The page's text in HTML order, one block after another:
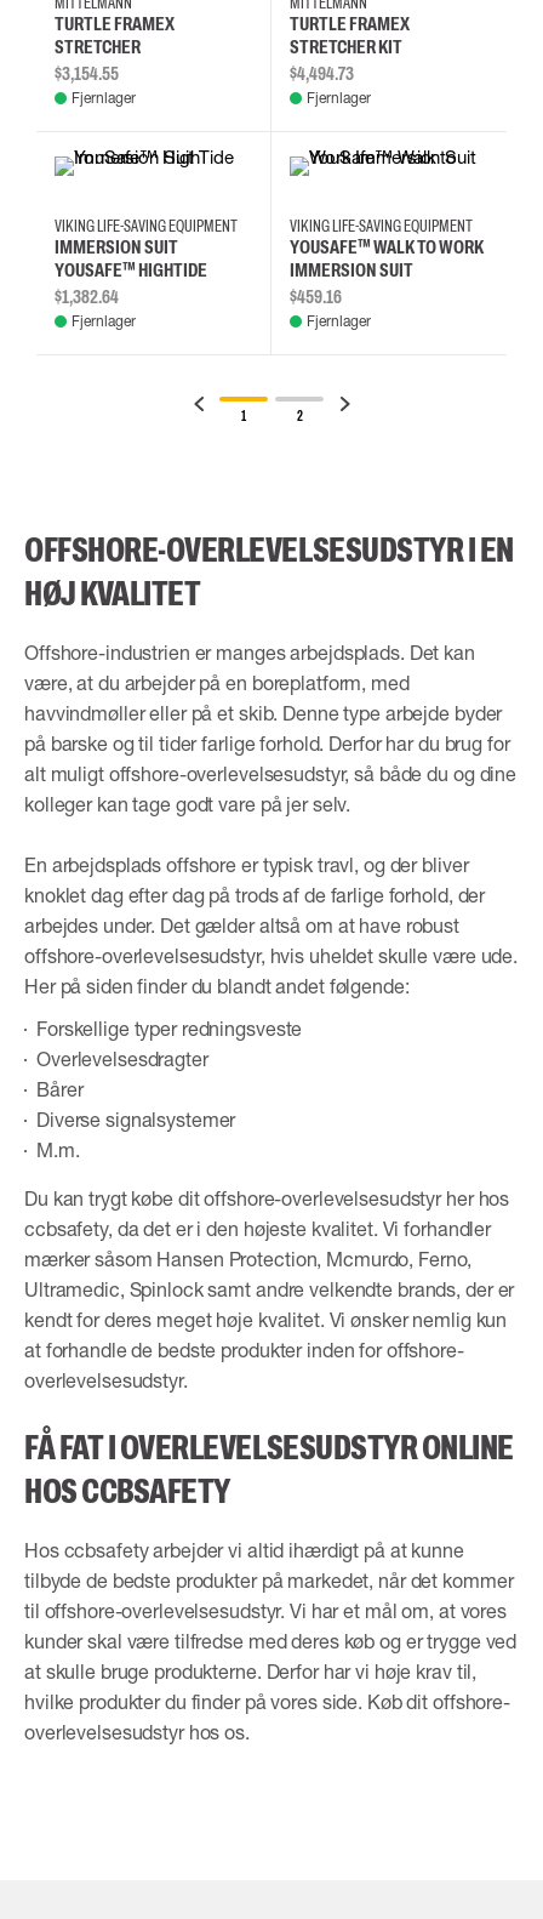
TURTLE FRAMEX
STRETCHER
$3,154.55
Fjernlager
TURTLE FRAMEX
STRETCHER KIT
$4,494.73
Fjernlager
VIKING LIFE-SAVING EQUIPMENT
IMMERSION SUIT
YOUSAFE™ HIGHTIDE
$1,382.64
Fjernlager
VIKING LIFE-SAVING EQUIPMENT
YOUSAFE™ WALK TO WORK
IMMERSION SUIT
$459.16
Fjernlager
1 2
OFFSHORE-OVERLEVELSESUDSTYR I EN
HØJ KVALITET
Offshore-industrien er manges arbejdsplads. Det kan
være, at du arbejder på en boreplatform, med
havvindmøller eller på et skib. Denne type arbejde byder
på barske og til tider farlige forhold. Derfor har du brug for
alt muligt offshore-overlevelsesudstyr, så både du og dine
kolleger kan tage godt vare på jer selv.
En arbejdsplads offshore er typisk travl, og der bliver
knoklet dag efter dag på trods af de farlige forhold, der
arbejdes under. Det gælder altså om at have robust
offshore-overlevelsesudstyr, hvis uheldet skulle være ude.
Her på siden finder du blandt andet følgende:
Forskellige typer redningsveste
Overlevelsesdragter
Bårer
Diverse signalsystemer
M.m.
Du kan trygt købe dit offshore-overlevelsesudstyr her hos
ccbsafety, da det er i den højeste kvalitet. Vi forhandler
mærker såsom Hansen Protection, Mcmurdo, Ferno,
Ultramedic, Spinlock samt andre velkendte brands, der er
kendt for deres meget høje kvalitet. Vi ønsker nemlig kun
at forhandle de bedste produkter inden for offshore-
overlevelsesudstyr.
FÅ FAT I OVERLEVELSESUDSTYR ONLINE
HOS CCBSAFETY
Hos ccbsafety arbejder vi altid ihærdigt på at kunne
tilbyde de bedste produkter på markedet, når det kommer
til offshore-overlevelsesudstyr. Vi har et mål om, at vores
kunder skal være tilfredse med deres køb og er trygge ved
at skulle bruge produkterne. Derfor har vi høje krav til,
hvilke produkter du finder på vores side. Køb dit offshore-
overlevelsesudstyr hos os.